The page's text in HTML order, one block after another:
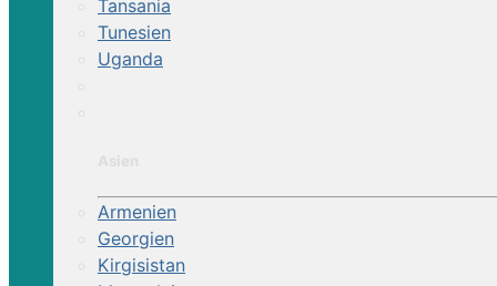
Tansania
Tunesien
Uganda
Armenien
Georgien
Kirgisistan